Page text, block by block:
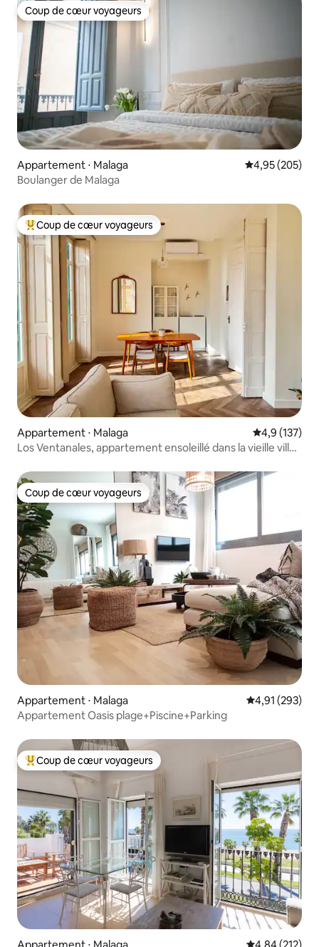
Coup de cœur voyageurs
Coup de cœur voyageurs
Appartement ⋅ Malaga Évaluation
4,95 (205)
Boulanger de Malaga
Coups de cœur voyageurs les plus appréciés
Coup de cœur voyageurs
Appartement ⋅ Malaga Évaluation
4,9 (137)
Los Ventanales, appartement ensoleillé dans la vieille ville
Coup de cœur voyageurs
Coup de cœur voyageurs
Appartement ⋅ Malaga Évaluation
4,91 (293)
Appartement Oasis plage+Piscine+Parking
Coups de cœur voyageurs les plus appréciés
Coup de cœur voyageurs